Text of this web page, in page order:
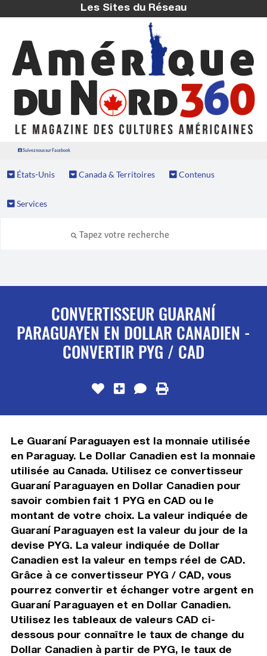
Les Sites du Réseau
Suivez nous sur Facebook
États-Unis Canada & Territoires Contenus
Services
CONVERTISSEUR GUARANÍ
PARAGUAYEN EN DOLLAR CANADIEN -
CONVERTIR PYG / CAD
Le Guaraní Paraguayen est la monnaie utilisée
en Paraguay. Le Dollar Canadien est la monnaie
utilisée au Canada. Utilisez ce convertisseur
Guaraní Paraguayen en Dollar Canadien pour
savoir combien fait 1 PYG en CAD ou le
montant de votre choix. La valeur indiquée de
Guaraní Paraguayen est la valeur du jour de la
devise PYG. La valeur indiquée de Dollar
Canadien est la valeur en temps réel de CAD.
Grâce à ce convertisseur PYG / CAD, vous
pourrez convertir et échanger votre argent en
Guaraní Paraguayen et en Dollar Canadien.
Utilisez les tableaux de valeurs CAD ci-
dessous pour connaître le taux de change du
Dollar Canadien à partir de PYG, le taux de